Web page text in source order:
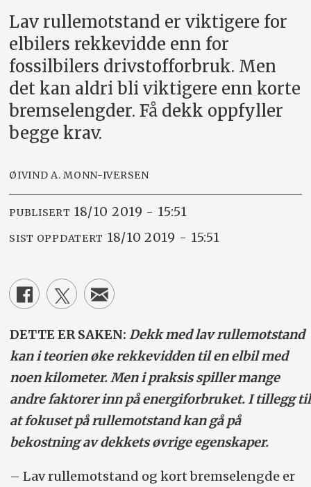
Lav rullemotstand er viktigere for
elbilers rekkevidde enn for
fossilbilers drivstofforbruk. Men
det kan aldri bli viktigere enn korte
bremselengder. Få dekk oppfyller
begge krav.
ØIVIND A. MONN-IVERSEN
PUBLISERT 18/10 2019 - 15:51
SIST OPPDATERT 18/10 2019 - 15:51
DETTE ER SAKEN: Dekk med lav rullemotstand
kan i teorien øke rekkevidden til en elbil med
noen kilometer. Men i praksis spiller mange
andre faktorer inn på energiforbruket. I tillegg til
at fokuset på rullemotstand kan gå på
bekostning av dekkets øvrige egenskaper.
– Lav rullemotstand og kort bremselengde er